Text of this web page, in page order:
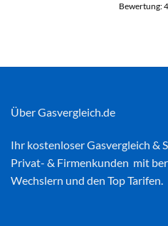
Bewertung:
Über Gasvergleich.de
Ihr kostenloserGasvergleich &
Privat- & Firmenkunden mit
Wechslern und den Top Tarifen.